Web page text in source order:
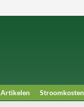
Artikelen Stroomkosten